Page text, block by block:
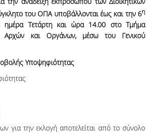
του ΟΠΑ υποβάλλονται έως και την 6η
ημέρα Τετάρτη και ώρα 14.00 στο Τμήμα
Αρχών και Οργάνων, μέσω του Γενικού
Υποψηφιότητας
για την εκλογή αποτελείται από το σύνολο